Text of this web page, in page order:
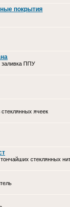
покрытия
ППУ
ячеек
стеклянных